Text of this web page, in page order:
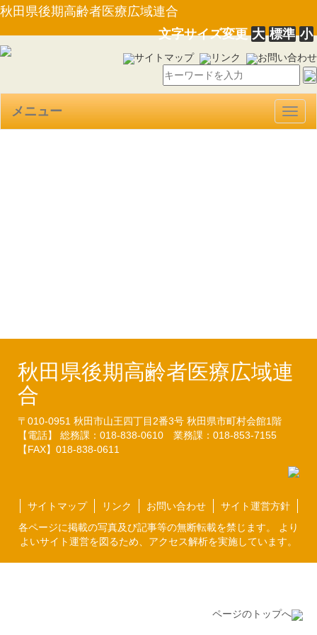
秋田県後期高齢者医療広域連合
文字サイズ変更大 標準 小
サイトマップ リンク お問い合わせ
メニュー
ページのトップへ
秋田県後期高齢者医療広域連
合
〒010-0951 秋田市山王四丁目2番3号 秋田県市町村会館1階
【電話】 総務課：018-838-0610 業務課：018-853-7155
【FAX】018-838-0611
サイトマップ リンク お問い合わせ
サイト運営方針
各ページに掲載の写真及び記事等の無断転載を禁じます。 より
よいサイト運営を図るため、アクセス解析を実施しています。